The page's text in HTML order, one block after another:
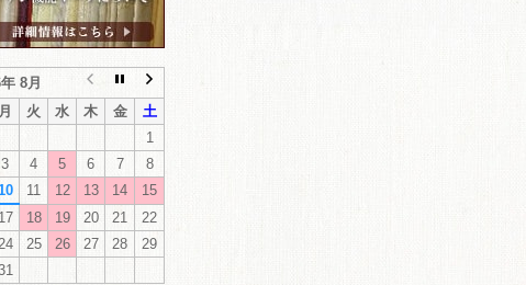
8月
月 火 水 木 金
土
1
3 4 5 6 7
8
11 12 13 14
15
17 18 19 20 21
22
25 26 27 28
29